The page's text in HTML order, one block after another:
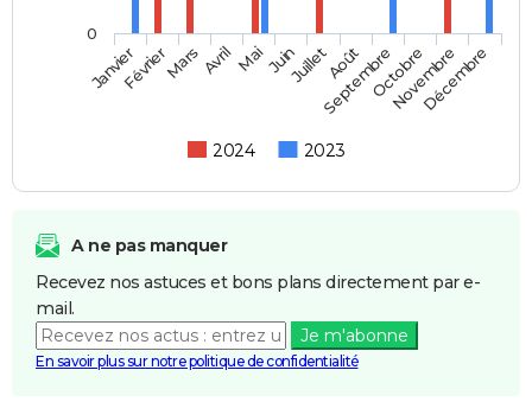
2024 2023
JanvierFévrierMars AvrilMaiJuinJuilletAoût
SeptembreOctobre
Novembre
Décembre
0
A ne pas manquer
Recevez nos astuces et bons plans directement par e-
mail.
Je m'abonne
En savoir plus sur notre politique de confidentialité